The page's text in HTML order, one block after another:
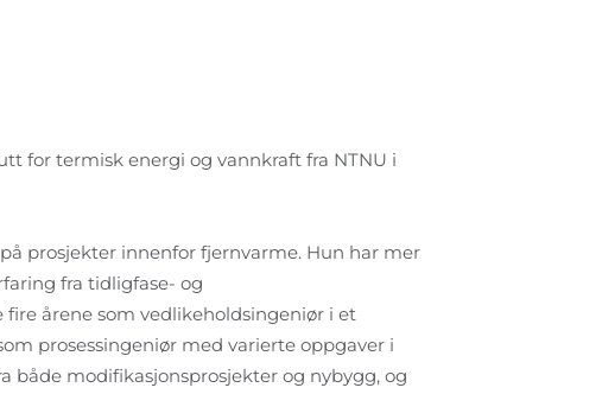
for termisk energi og vannkraft fra NTNU i
prosjekter innenfor fjernvarme. Hun har mer
fra tidligfase- og
årene som vedlikeholdsingeniør i et
prosessingeniør med varierte oppgaver i
både modifikasjonsprosjekter og nybygg, og